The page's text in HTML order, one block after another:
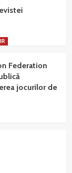
Federation
jocurilor de